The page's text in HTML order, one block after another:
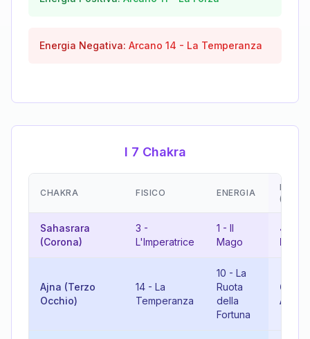
Energia Negativa: Arcano 14 - La Temperanza
I 7 Chakra
CHAKRA FISICO ENERGIA
Sahasrara
(Corona)
3 -
L'Imperatrice
1 - Il
Mago
4
Ajna (Terzo
Occhio)
14 - La
Temperanza
10 - La
Ruota
della
Fortuna
6